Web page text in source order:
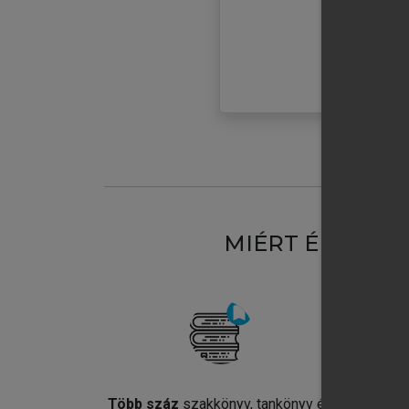
MIÉRT
Több száz szakkönyv, tankönyv és